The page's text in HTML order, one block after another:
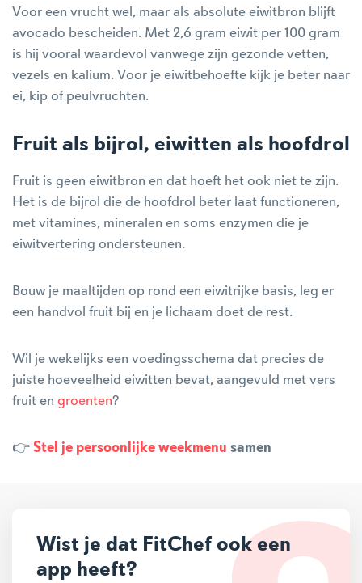
Voor een vrucht wel, maar als absolute eiwitbron blijft
avocado bescheiden. Met 2,6 gram eiwit per 100 gram
is hij vooral waardevol vanwege zijn gezonde vetten,
vezels en kalium. Voor je eiwitbehoefte kijk je beter naar
ei, kip of peulvruchten.
Fruit als bijrol, eiwitten als hoofdrol
Fruit is geen eiwitbron en dat hoeft het ook niet te zijn.
Het is de bijrol die de hoofdrol beter laat functioneren,
met vitamines, mineralen en soms enzymen die je
eiwitvertering ondersteunen.
Bouw je maaltijden op rond een eiwitrijke basis, leg er
een handvol fruit bij en je lichaam doet de rest.
Wil je wekelijks een voedingsschema dat precies de
juiste hoeveelheid eiwitten bevat, aangevuld met vers
fruit en groenten?
👉 Stel je persoonlijke weekmenu samen
Wist je dat FitChef ook een
app heeft?